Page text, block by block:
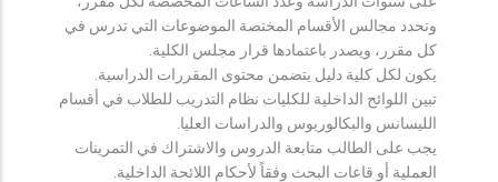
وتحدد مجالس الأقسام المختصة الموضوعات التي تدرس في
كل مقرر، ويصدر باعتمادها قرار مجلس الكلية.
يكون لكل كلية دليل يتضمن محتوى المقررات الدراسية.
تبين اللوائح الداخلية للكليات نظام التدريب للطلاب في أقسام
الليسانس والبكالوريوس والدراسات العليا.
يجب على الطالب متابعة الدروس والاشتراك في التمرينات
العملية أو قاعات البحث وفقاً لأحكام اللائحة الداخلية.